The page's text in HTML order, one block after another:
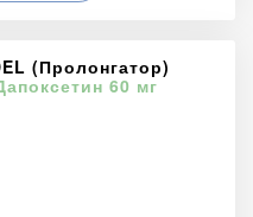
(Пролонгатор)
60 мг